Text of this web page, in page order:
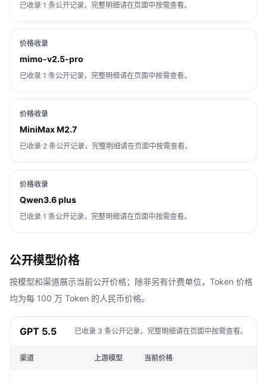
已收录 1 条公开记录，完整明细请在页面中按需查看。
价格收录
mimo-v2.5-pro
已收录 1 条公开记录，完整明细请在页面中按需查看。
价格收录
MiniMax M2.7
已收录 2 条公开记录，完整明细请在页面中按需查看。
价格收录
Qwen3.6 plus
已收录 1 条公开记录，完整明细请在页面中按需查看。
公开模型价格
按模型和渠道展示当前公开价格；除非另有计费单位，Token 价格
均为每 100 万 Token 的人民币价格。
GPT 5.5 已收录 3 条公开记录，完整明细请在页面中按需查看。
渠道 上游模型 当前价格